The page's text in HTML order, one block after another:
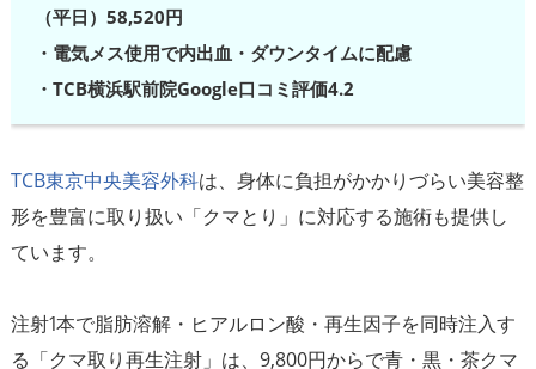
（平日）58,520円
・電気メス使用で内出血・ダウンタイムに配慮
・TCB横浜駅前院Google口コミ評価4.2
TCB東京中央美容外科は、身体に負担がかかりづらい美容整
形を豊富に取り扱い「クマとり」に対応する施術も提供し
ています。
注射1本で脂肪溶解・ヒアルロン酸・再生因子を同時注入す
る「クマ取り再生注射」は、9,800円からで青・黒・茶クマ